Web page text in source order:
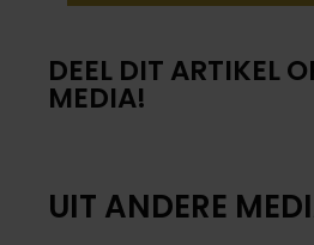
DEEL DIT ARTIKEL
MEDIA!
UIT ANDERE